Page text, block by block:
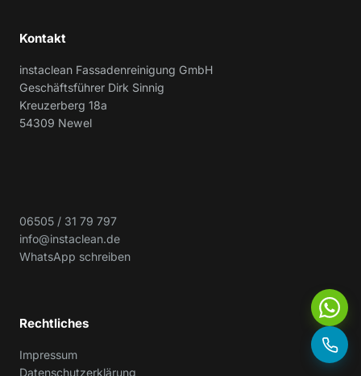
Kontakt
instaclean Fassadenreinigung GmbH
Geschäftsführer Dirk Sinnig
Kreuzerberg 18a
54309 Newel
06505 / 31 79 797
info@instaclean.de
WhatsApp schreiben
Rechtliches
Impressum
Datenschutzerklärung